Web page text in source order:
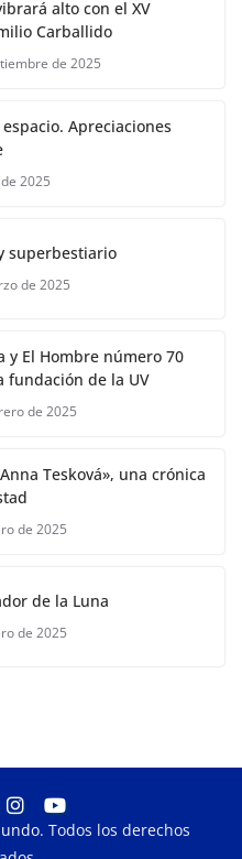
alto con el XV
Carballido
de 2025
Apreciaciones
2025
superbestiario
de 2025
y El Hombre número 70
fundación de la UV
de 2025
Tesková», una crónica
de 2025
de la Luna
de 2025
. Todos los derechos